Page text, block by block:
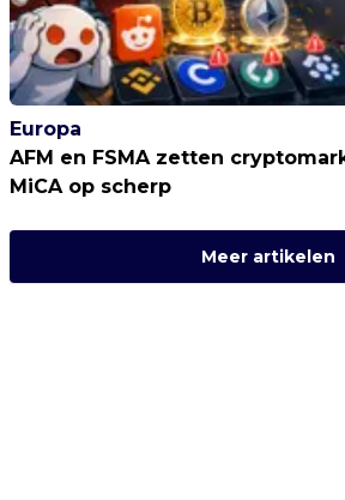
Europa
AFM en FSMA zetten
MiCA op scherp
Meer artikelen